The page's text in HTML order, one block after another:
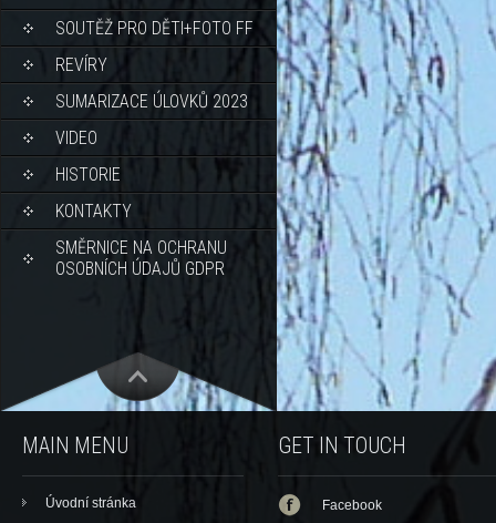
SOUTĚŽ PRO DĚTI+FOTO FF
REVÍRY
SUMARIZACE ÚLOVKŮ 2023
VIDEO
HISTORIE
KONTAKTY
SMĚRNICE NA OCHRANU
OSOBNÍCH ÚDAJŮ GDPR
MAIN MENU
Úvodní stránka
GET IN TOUCH
Facebook